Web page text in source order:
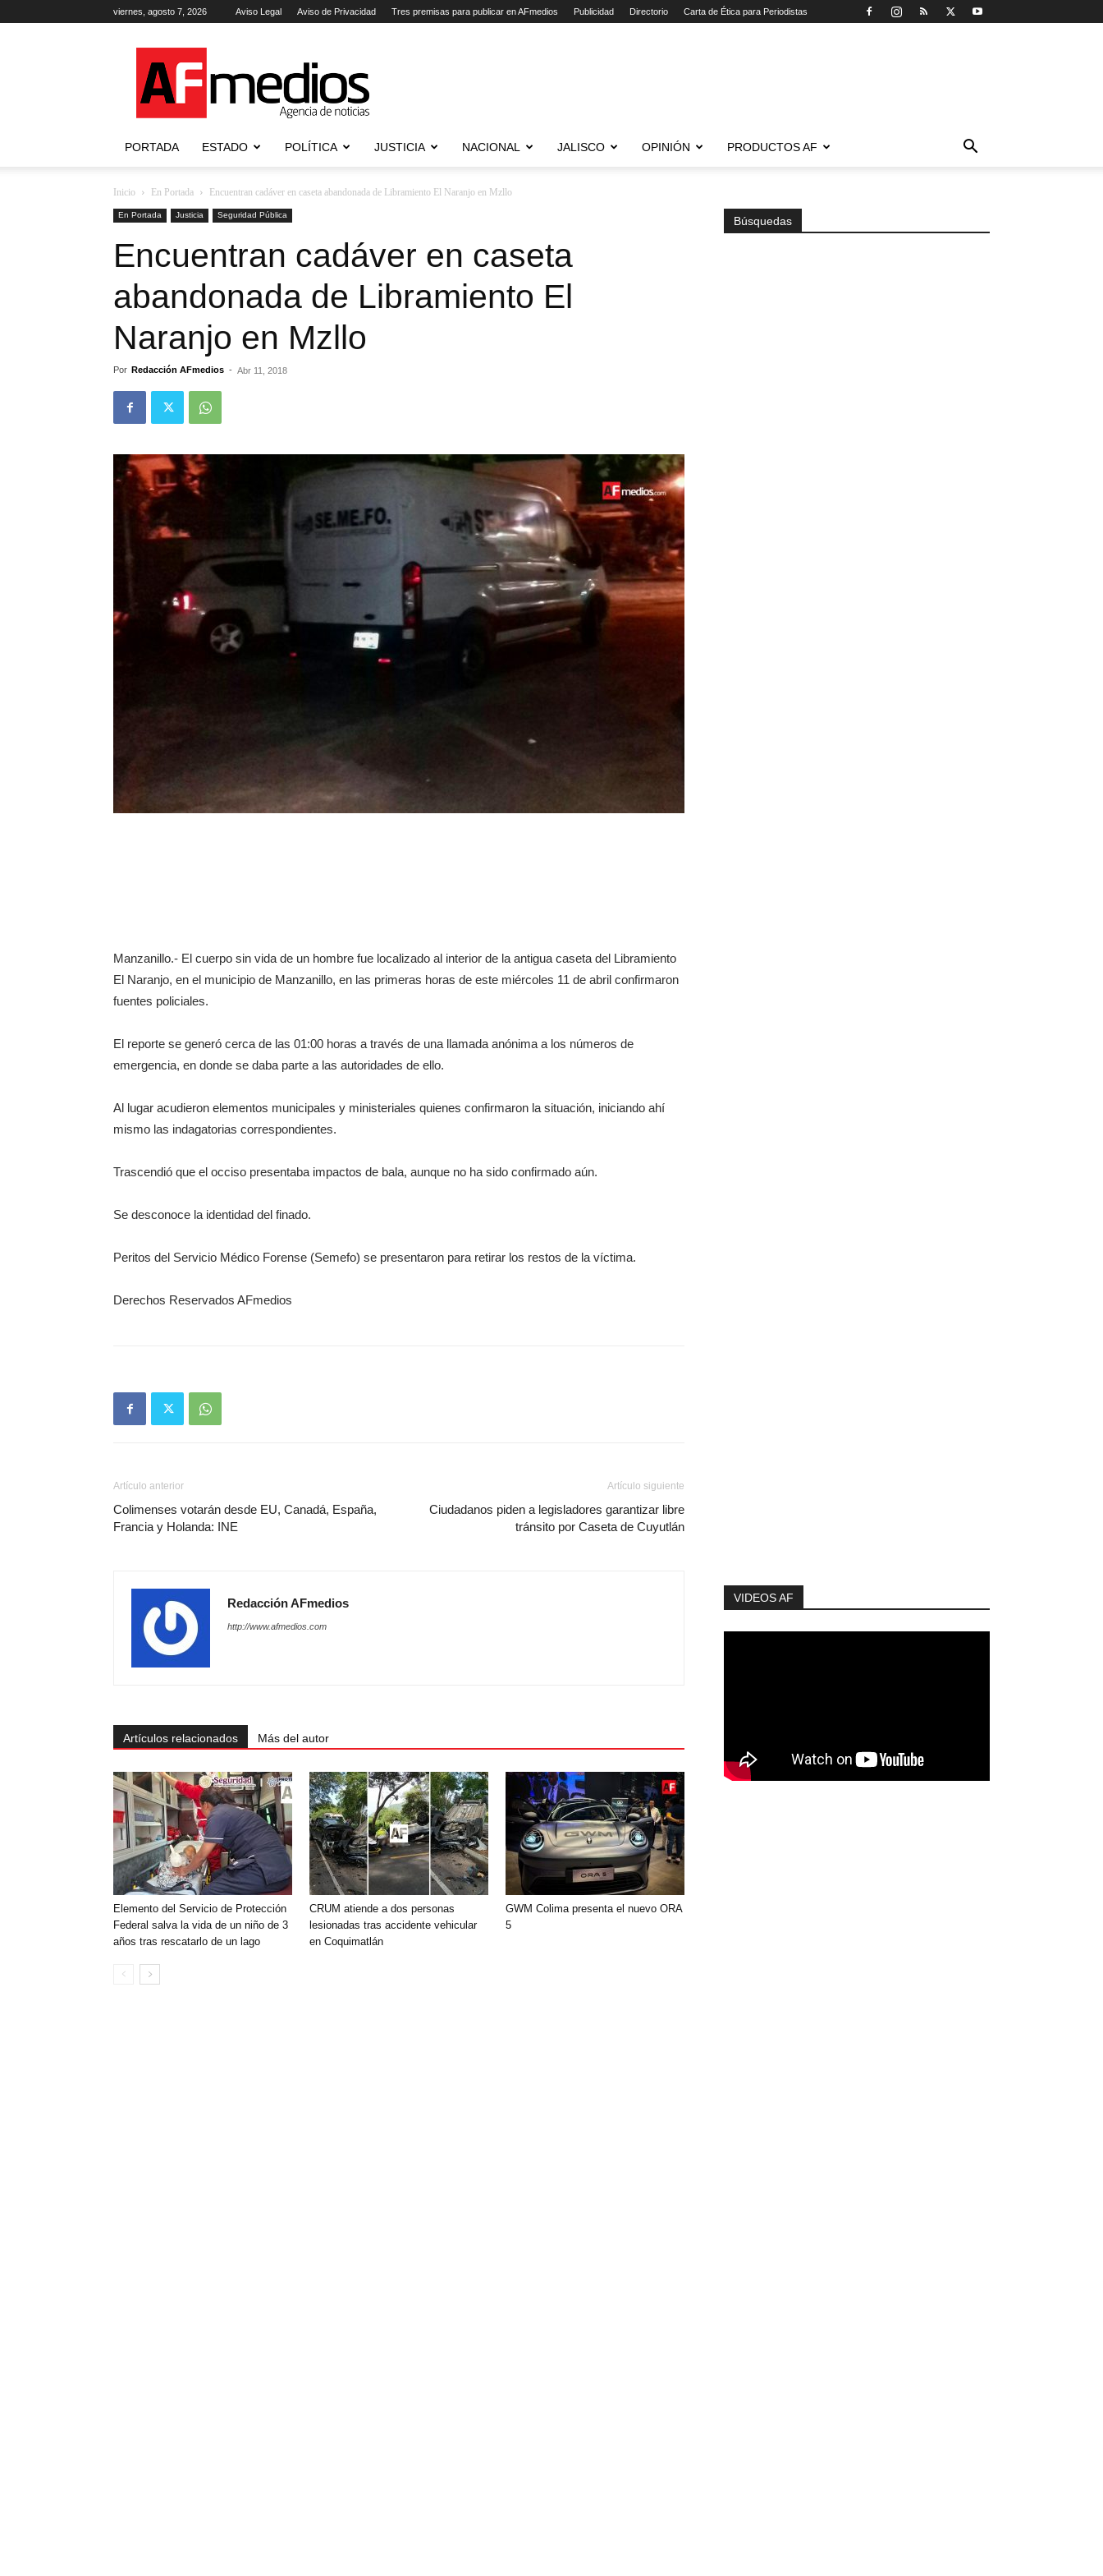
viernes, agosto 7, 2026 Aviso Legal Aviso de Privacidad Tres premisas para publicar en AFmedios Publicidad Directorio Carta de Ética para Periodistas
Agencia
de
Noticias
PORTADA ESTADO POLÍTICA JUSTICIA NACIONAL JALISCO OPINIÓN PRODUCTOS AF
Inicio En Portada Encuentran cadáver en caseta abandonada de Libramiento El Naranjo en Mzllo
En Portada Justicia Seguridad Pública
Encuentran cadáver en caseta
abandonada de Libramiento El
Naranjo en Mzllo
Por Redacción AFmedios - Abr 11, 2018
Manzanillo.- El cuerpo sin vida de un hombre fue localizado al interior de la antigua caseta del Libramiento
El Naranjo, en el municipio de Manzanillo, en las primeras horas de este miércoles 11 de abril confirmaron
fuentes policiales.
El reporte se generó cerca de las 01:00 horas a través de una llamada anónima a los números de
emergencia, en donde se daba parte a las autoridades de ello.
Al lugar acudieron elementos municipales y ministeriales quienes confirmaron la situación, iniciando ahí
mismo las indagatorias correspondientes.
Trascendió que el occiso presentaba impactos de bala, aunque no ha sido confirmado aún.
Se desconoce la identidad del finado.
Peritos del Servicio Médico Forense (Semefo) se presentaron para retirar los restos de la víctima.
Derechos Reservados AFmedios
Artículo anterior
Colimenses votarán desde EU, Canadá, España,
Francia y Holanda: INE
Artículo siguiente
Ciudadanos piden a legisladores garantizar libre
tránsito por Caseta de Cuyutlán
Redacción AFmedios
http://www.afmedios.com
Artículos relacionados Más del autor
Elemento del Servicio de Protección
Federal salva la vida de un niño de 3
años tras rescatarlo de un lago
CRUM atiende a dos personas
lesionadas tras accidente vehicular
en Coquimatlán
GWM Colima presenta el nuevo ORA
5
Búsquedas
VIDEOS AF